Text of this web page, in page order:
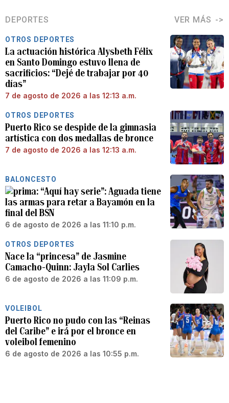
DEPORTES VER MÁS
OTROS DEPORTES
La actuación histórica Alysbeth Félix
en Santo Domingo estuvo llena de
sacrificios: “Dejé de trabajar por 40
días”
7 de agosto de 2026 a las 12:13 a.m.
OTROS DEPORTES
Puerto Rico se despide de la gimnasia
artística con dos medallas de bronce
7 de agosto de 2026 a las 12:13 a.m.
BALONCESTO
“Aquí hay serie”: Aguada tiene
las armas para retar a Bayamón en la
final del BSN
6 de agosto de 2026 a las 11:10 p.m.
OTROS DEPORTES
Nace la “princesa” de Jasmine
Camacho-Quinn: Jayla Sol Carlies
6 de agosto de 2026 a las 11:09 p.m.
VOLEIBOL
Puerto Rico no pudo con las “Reinas
del Caribe” e irá por el bronce en
voleibol femenino
6 de agosto de 2026 a las 10:55 p.m.